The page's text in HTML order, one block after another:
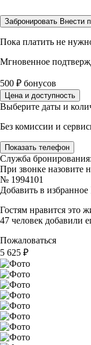
Забронировать Внести
Пока платить не
Мгновенное
500 ₽ бонусов
Цена и доступность
Выберите даты и
Без комиссии и
Показать телефон
Служба бронирования:
При звонке назовите
№ 1994101
Добавить в избранное
Гостям нравится это
47 человек добавили
Пожаловаться
5 625 ₽